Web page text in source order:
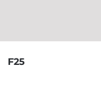
F25